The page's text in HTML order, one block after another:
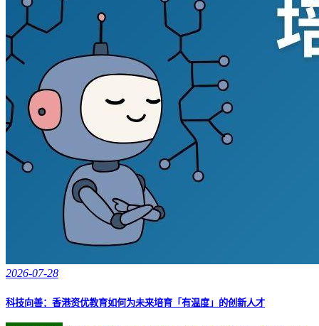
2026-07-28
科技向善：香港资优教育如何为未来培育「有温度」的创新人才